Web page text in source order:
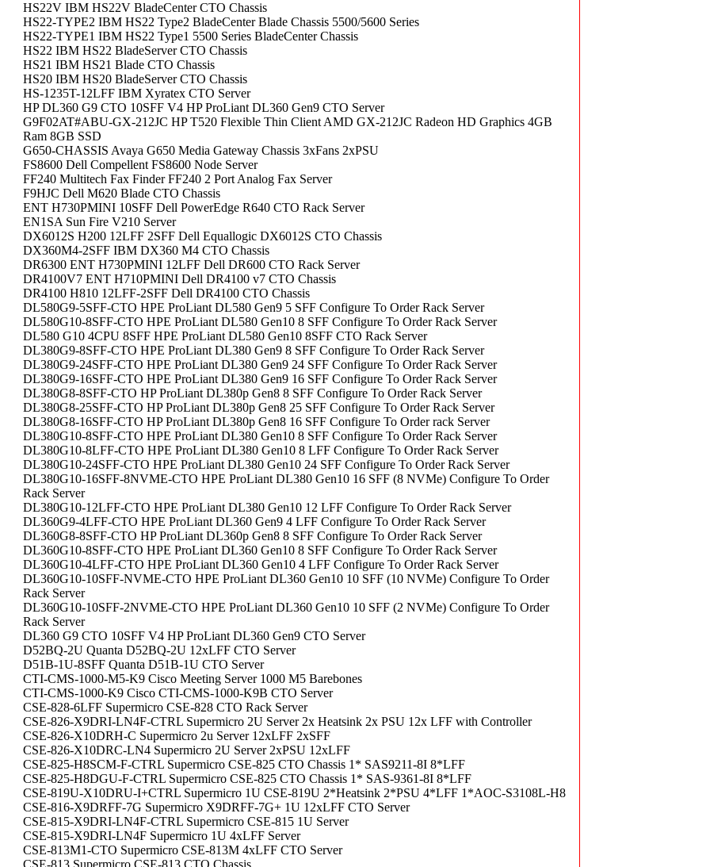
HS22V IBM HS22V BladeCenter CTO Chassis
HS22-TYPE2 IBM HS22 Type2 BladeCenter Blade Chassis 5500/5600 Series
HS22-TYPE1 IBM HS22 Type1 5500 Series BladeCenter Chassis
HS22 IBM HS22 BladeServer CTO Chassis
HS21 IBM HS21 Blade CTO Chassis
HS20 IBM HS20 BladeServer CTO Chassis
HS-1235T-12LFF IBM Xyratex CTO Server
HP DL360 G9 CTO 10SFF V4 HP ProLiant DL360 Gen9 CTO Server
G9F02AT#ABU-GX-212JC HP T520 Flexible Thin Client AMD GX-212JC Radeon HD Graphics 4GB
Ram 8GB SSD
G650-CHASSIS Avaya G650 Media Gateway Chassis 3xFans 2xPSU
FS8600 Dell Compellent FS8600 Node Server
FF240 Multitech Fax Finder FF240 2 Port Analog Fax Server
F9HJC Dell M620 Blade CTO Chassis
ENT H730PMINI 10SFF Dell PowerEdge R640 CTO Rack Server
EN1SA Sun Fire V210 Server
DX6012S H200 12LFF 2SFF Dell Equallogic DX6012S CTO Chassis
DX360M4-2SFF IBM DX360 M4 CTO Chassis
DR6300 ENT H730PMINI 12LFF Dell DR600 CTO Rack Server
DR4100V7 ENT H710PMINI Dell DR4100 v7 CTO Chassis
DR4100 H810 12LFF-2SFF Dell DR4100 CTO Chassis
DL580G9-5SFF-CTO HPE ProLiant DL580 Gen9 5 SFF Configure To Order Rack Server
DL580G10-8SFF-CTO HPE ProLiant DL580 Gen10 8 SFF Configure To Order Rack Server
DL580 G10 4CPU 8SFF HPE ProLiant DL580 Gen10 8SFF CTO Rack Server
DL380G9-8SFF-CTO HPE ProLiant DL380 Gen9 8 SFF Configure To Order Rack Server
DL380G9-24SFF-CTO HPE ProLiant DL380 Gen9 24 SFF Configure To Order Rack Server
DL380G9-16SFF-CTO HPE ProLiant DL380 Gen9 16 SFF Configure To Order Rack Server
DL380G8-8SFF-CTO HP ProLiant DL380p Gen8 8 SFF Configure To Order Rack Server
DL380G8-25SFF-CTO HP ProLiant DL380p Gen8 25 SFF Configure To Order Rack Server
DL380G8-16SFF-CTO HP ProLiant DL380p Gen8 16 SFF Configure To Order rack Server
DL380G10-8SFF-CTO HPE ProLiant DL380 Gen10 8 SFF Configure To Order Rack Server
DL380G10-8LFF-CTO HPE ProLiant DL380 Gen10 8 LFF Configure To Order Rack Server
DL380G10-24SFF-CTO HPE ProLiant DL380 Gen10 24 SFF Configure To Order Rack Server
DL380G10-16SFF-8NVME-CTO HPE ProLiant DL380 Gen10 16 SFF (8 NVMe) Configure To Order
Rack Server
DL380G10-12LFF-CTO HPE ProLiant DL380 Gen10 12 LFF Configure To Order Rack Server
DL360G9-4LFF-CTO HPE ProLiant DL360 Gen9 4 LFF Configure To Order Rack Server
DL360G8-8SFF-CTO HP ProLiant DL360p Gen8 8 SFF Configure To Order Rack Server
DL360G10-8SFF-CTO HPE ProLiant DL360 Gen10 8 SFF Configure To Order Rack Server
DL360G10-4LFF-CTO HPE ProLiant DL360 Gen10 4 LFF Configure To Order Rack Server
DL360G10-10SFF-NVME-CTO HPE ProLiant DL360 Gen10 10 SFF (10 NVMe) Configure To Order
Rack Server
DL360G10-10SFF-2NVME-CTO HPE ProLiant DL360 Gen10 10 SFF (2 NVMe) Configure To Order
Rack Server
DL360 G9 CTO 10SFF V4 HP ProLiant DL360 Gen9 CTO Server
D52BQ-2U Quanta D52BQ-2U 12xLFF CTO Server
D51B-1U-8SFF Quanta D51B-1U CTO Server
CTI-CMS-1000-M5-K9 Cisco Meeting Server 1000 M5 Barebones
CTI-CMS-1000-K9 Cisco CTI-CMS-1000-K9B CTO Server
CSE-828-6LFF Supermicro CSE-828 CTO Rack Server
CSE-826-X9DRI-LN4F-CTRL Supermicro 2U Server 2x Heatsink 2x PSU 12x LFF with Controller
CSE-826-X10DRH-C Supermicro 2u Server 12xLFF 2xSFF
CSE-826-X10DRC-LN4 Supermicro 2U Server 2xPSU 12xLFF
CSE-825-H8SCM-F-CTRL Supermicro CSE-825 CTO Chassis 1* SAS9211-8I 8*LFF
CSE-825-H8DGU-F-CTRL Supermicro CSE-825 CTO Chassis 1* SAS-9361-8I 8*LFF
CSE-819U-X10DRU-I+CTRL Supermicro 1U CSE-819U 2*Heatsink 2*PSU 4*LFF 1*AOC-S3108L-H8
CSE-816-X9DRFF-7G Supermicro X9DRFF-7G+ 1U 12xLFF CTO Server
CSE-815-X9DRI-LN4F-CTRL Supermicro CSE-815 1U Server
CSE-815-X9DRI-LN4F Supermicro 1U 4xLFF Server
CSE-813M1-CTO Supermicro CSE-813M 4xLFF CTO Server
CSE-813 Supermicro CSE-813 CTO Chassis